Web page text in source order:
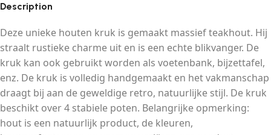
Description
Deze unieke houten kruk is gemaakt massief teakhout. Hij
straalt rustieke charme uit en is een echte blikvanger. De
kruk kan ook gebruikt worden als voetenbank, bijzettafel,
enz. De kruk is volledig handgemaakt en het vakmanschap
draagt bij aan de geweldige retro, natuurlijke stijl. De kruk
beschikt over 4 stabiele poten. Belangrijke opmerking:
hout is een natuurlijk product, de kleuren,